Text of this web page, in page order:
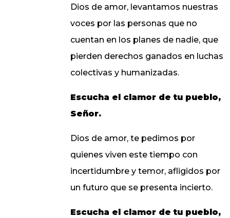
Dios de amor, levantamos nuestras
voces por las personas que no
cuentan en los planes de nadie, que
pierden derechos ganados en luchas
colectivas y humanizadas.
Escucha el clamor de tu pueblo,
Señor.
Dios de amor, te pedimos por
quienes viven este tiempo con
incertidumbre y temor, afligidos por
un futuro que se presenta incierto.
Escucha el clamor de tu pueblo,